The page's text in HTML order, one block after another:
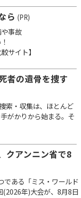
ら (PR)
事故
サイト】
者の遺骨を捜す
索・収集は、ほとんど
がかりから始まる。そ
クアンニン省で8
ある「ミス・ワールド
年)大会が、8月8日